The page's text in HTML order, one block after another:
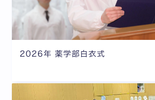
2026年 薬学部白衣式